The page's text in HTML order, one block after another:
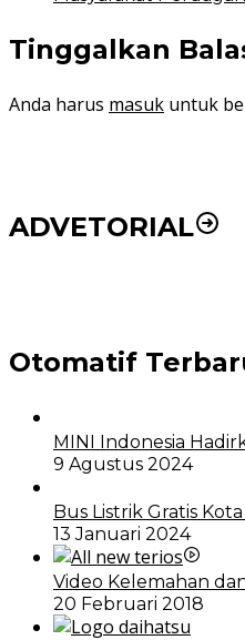
Tinggalkan
Anda harus masuk untuk
ADVETORIAL
Otomatif
MINI Indonesia
9 Agustus 2024
Bus Listrik Gratis
13 Januari 2024
Video Kelemahan
20 Februari 2018